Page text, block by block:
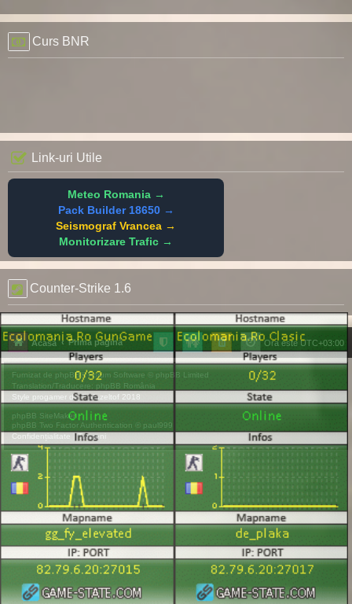
Curs BNR
Link-uri Utile
Meteo Romania →
Pack Builder 18650 →
Seismograf Vrancea →
Monitorizare Trafic →
Counter-Strike 1.6
Acasă Prima pagină Ora este UTC+03:00
Furnizat de phpBB® Forum Software © phpBB Limited
Translation/Traducere: phpBB România
Style progamer de ©Mazeltof 2018
phpBB SiteMaker
phpBB Two Factor Authentication © paul999
Confidențialitate |Termeni